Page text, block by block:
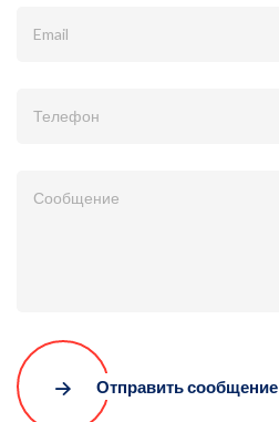
Отправить сообщение